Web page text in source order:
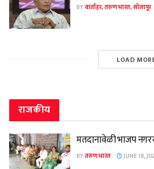
BYवार्ताहर, तरुण भारत, सोलापूर
LOAD
राजकीय
मतदानावेळी भाजप
BYतरुण भारत JUNE 18,